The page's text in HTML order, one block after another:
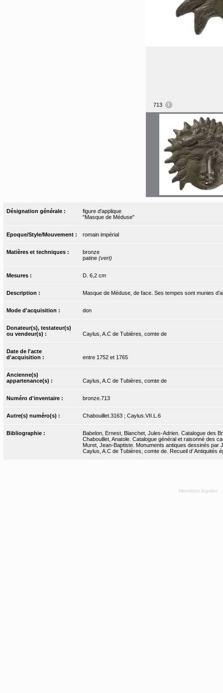
713
Désignation générale :
figure d'applique
"Masque de Méduse"
Epoque/Style/Mouvement : romain impérial
Matières et techniques :
bronze
patine (vert)
Mesures : D. 6,2 cm
Description : Masque de Méduse, de face. Ses tempes sont munies
Mode d'acquisition : don
Donateur(s), testateur(s)
ou vendeur(s) :
Caylus, A.C de Tubières, comte de
Date de l'acte
d'acquisition :
entre 1752 et 1765
Ancienne(s)
appartenance(s) :
Caylus, A.C de Tubières, comte de
Numéro d'inventaire : bronze.713
Autre(s) numéro(s) : Chabouillet.3163 ; Caylus.VII.L.6
Bibliographie :
Babelon, Ernest, Blanchet, Jules-Adrien. Catalogue des
Chabouillet, Anatole. Catalogue général et raisonné des
Muret, Jean-Baptiste. Monuments antiques dessinés par
Caylus, A.C de Tubières, comte de. Recueil d’
Mentions légales